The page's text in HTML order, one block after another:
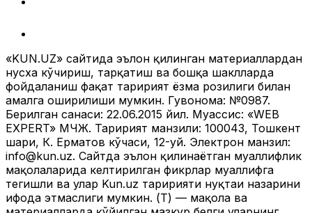
«KUN.UZ» сайтида эълон қилинган материаллардан
нусха кўчириш, тарқатиш ва бошқа шаклларда
фойдаланиш фақат таҳририят ёзма розилиги билан
амалга оширилиши мумкин. Гувоҳнома: №0987.
Берилган санаси: 22.06.2015 йил. Муассис: «WEB
EXPERT» МЧЖ. Таҳририят манзили: 100043, Тошкент
шаҳри, К. Ерматов кўчаси, 12-уй. Электрон манзил:
info@kun.uz. Сайтда эълон қилинаётган муаллифлик
мақолаларида келтирилган фикрлар муаллифга
тегишли ва улар Kun.uz таҳририяти нуқтаи назарини
ифода этмаслиги мумкин. (Т) — мақола ва